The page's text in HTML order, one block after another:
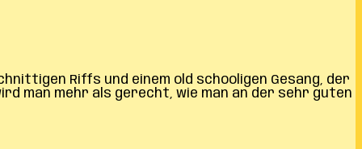
Riffs und einem old schooligen Gesang, der
man mehr als gerecht, wie man an der sehr guten